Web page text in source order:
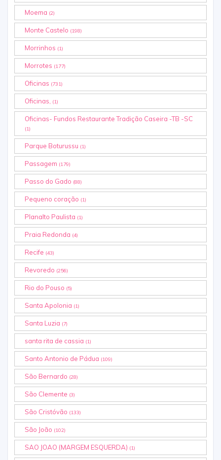
Moema (2)
Monte Castelo (198)
Morrinhos (1)
Morrotes (177)
Oficinas (731)
Oficinas, (1)
Oficinas- Fundos Restaurante Tradição Caseira -TB -SC
(1)
Parque Boturussu (1)
Passagem (179)
Passo do Gado (88)
Pequeno coração (1)
Planalto Paulista (1)
Praia Redonda (4)
Recife (43)
Revoredo (256)
Rio do Pouso (5)
Santa Apolonia (1)
Santa Luzia (7)
santa rita de cassia (1)
Santo Antonio de Pádua (109)
São Bernardo (28)
São Clemente (3)
São Cristóvão (133)
São João (102)
SAO JOAO (MARGEM ESQUERDA) (1)